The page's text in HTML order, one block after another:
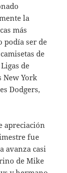
la
más
podía ser de
de
de
New York
Dodgers,
apreciación
fue
avanza casi
de Mike